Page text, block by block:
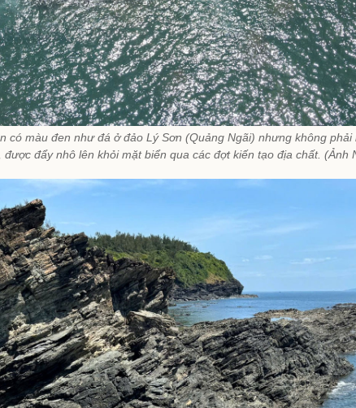
có màu đen như đá ở đảo Lý Sơn (Quảng Ngãi) nhưng không
được đẩy nhô lên khỏi mặt biển qua các đợt kiến tạo địa chất. (Ảnh